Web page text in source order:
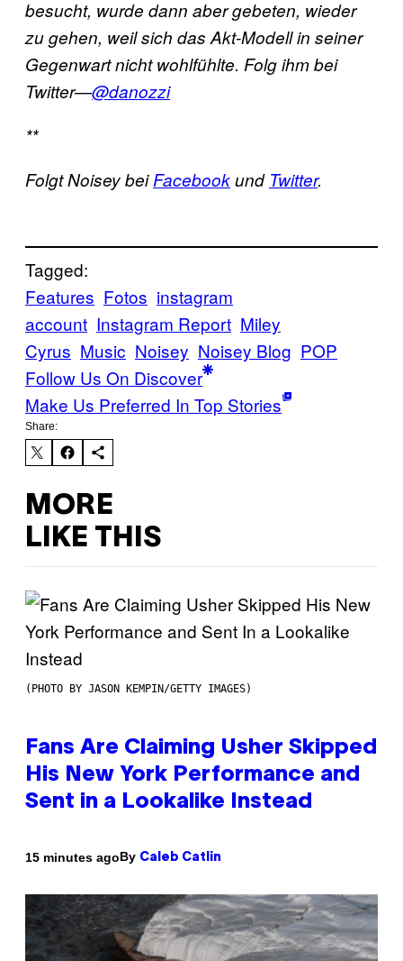
besucht, wurde dann aber gebeten, wieder
zu gehen, weil sich das Akt-Modell in seiner
Gegenwart nicht wohlfühlte. Folg ihm bei
Twitter—@danozzi
**
Folgt Noisey beiFacebookund Twitter.
Tagged:
Features Fotos instagram
account Instagram Report Miley
Cyrus Music Noisey Noisey Blog POP
Follow Us On Discover
Make Us Preferred In Top Stories
Share:
MORE
LIKE THIS
(PHOTO BY JASON KEMPIN/GETTY IMAGES)
Fans Are Claiming Usher Skipped
His New York Performance and
Sent in a Lookalike Instead
15 minutes agoBy Caleb Catlin